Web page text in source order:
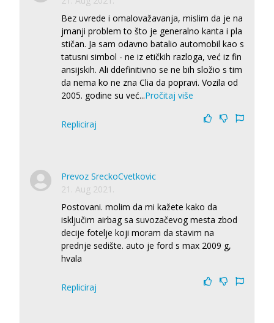
Bez uvrede i omalovažavanja, mislim da je na
jmanji problem to što je generalno kanta i pla
stičan. Ja sam odavno batalio automobil kao s
tatusni simbol - ne iz etičkih razloga, već iz fin
ansijskih. Ali ddefinitivno se ne bih složio s tim
da nema ko ne zna Clia da popravi. Vozila od
2005. godine su već...Pročitaj više
Repliciraj
Prevoz SreckoCvetkovic
21. Aug 2021.
Postovani. molim da mi kažete kako da
isključim airbag sa suvozačevog mesta zbod
decije fotelje koji moram da stavim na
prednje sedište. auto je ford s max 2009 g,
hvala
Repliciraj